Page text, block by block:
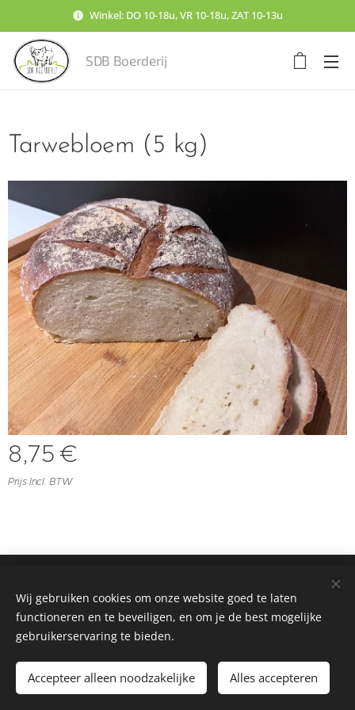
Winkel: DO 10-18u, VR 10-18u, ZAT 10-13u
SDB Boerderij
Tarwebloem (5 kg)
8,75 €
Prijs Incl. BTW
Toevoegen aan de winkelwagen
Cookies
Wij gebruiken cookies om onze website goed te laten
functioneren en te beveiligen, en om je de best mogelijke
gebruikerservaring te bieden.
Accepteer alleen noodzakelijke Alles accepteren